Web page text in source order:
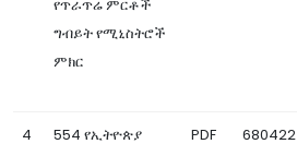
የጥራጥሬ ምርቶች
ግብይት የሚኒስትሮች
ምክር
4
554 የኢትዮጵያ
PDF
680422